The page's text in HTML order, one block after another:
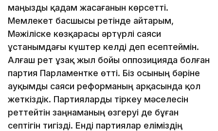
маңызды қадам жасағанын көрсетті.
Мемлекет басшысы ретінде айтарым,
Мәжіліске көзқарасы әртүрлі саяси
ұстанымдағы күштер келді деп есептеймін.
Алғаш рет ұзақ жыл бойы оппозицияда болған
партия Парламентке өтті. Біз осының бәріне
ауқымды саяси реформаның арқасында қол
жеткіздік. Партияларды тіркеу мәселесін
реттейтін заңнаманың өзгеруі де бұған
септігін тигізді. Енді партиялар еліміздің